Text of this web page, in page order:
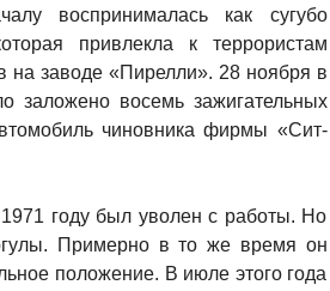
воспринималась как сугубо
привлекла к террористам
на заводе «Пирелли». 28 ноября в
заложено восемь зажигательных
чиновника фирмы «Сит-
году был уволен с работы. Но
Примерно в то же время он
положение. В июле этого года